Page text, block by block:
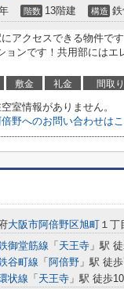
階数 13階建 構造 鉄
アクセスできる物件で
ョンです！共用部には
敷金 礼金 間取り
室情報がありません。
野へのお問い合わせは
大阪市阿倍野区旭町 １丁
御堂筋線 「 天王寺 」駅
谷町線 「 阿倍野 」駅 徒
状線 「 天王寺 」駅 徒歩